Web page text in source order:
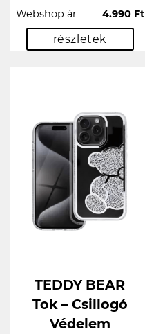
Webshop ár 4.990 Ft
részletek
TEDDY BEAR
Tok – Csillogó
Védelem